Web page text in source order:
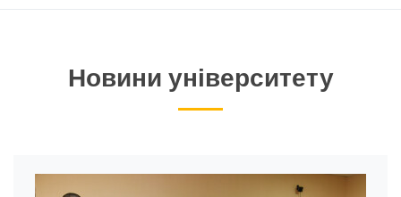
Новини університету